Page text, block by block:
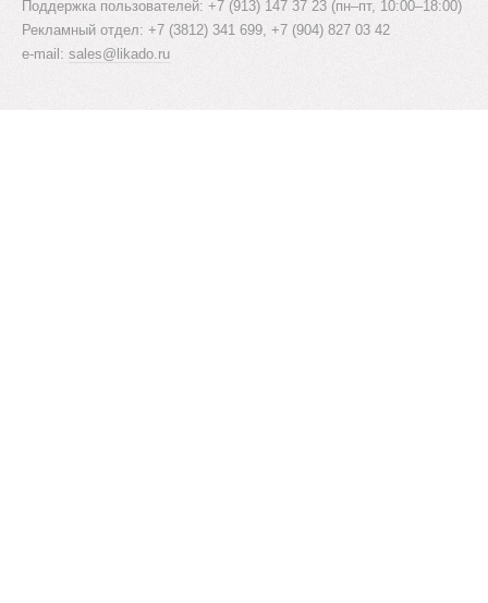
Поддержка пользователей: +7 (913) 147 37 23 (пн–пт, 10:00–18:00)
Рекламный отдел: +7 (3812) 341 699, +7 (904) 827 03 42
e-mail: sales@likado.ru